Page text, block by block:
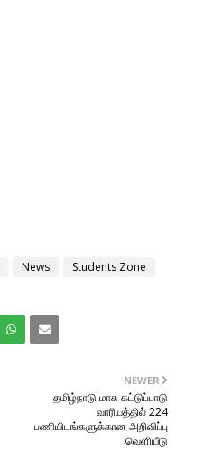
News
Students Zone
NEWER
தமிழ்நாடு மாசு கட்டுப்பாடு
வாரியத்தில் 224
பணியிடங்களுக்கான அறிவிப்பு
வெளியீடு